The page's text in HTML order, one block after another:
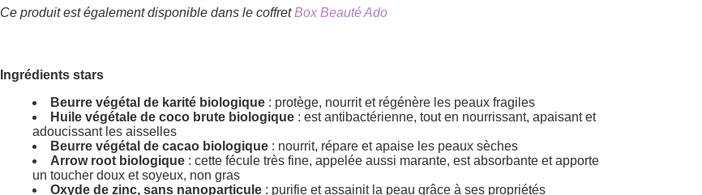
Ce produit est également disponible dans le coffretBox Beauté Ado
Ingrédients stars
Beurre végétal de karité biologique : protège, nourrit et régénère les peaux fragiles
Huile végétale de coco brute biologique : est antibactérienne, tout en nourrissant, apaisant et
adoucissant les aisselles
Beurre végétal de cacao biologique : nourrit, répare et apaise les peaux sèches
Arrow root biologique : cette fécule très fine, appelée aussi marante, est absorbante et apporte
un toucher doux et soyeux, non gras
Oxyde de zinc, sans nanoparticule : purifie et assainit la peau grâce à ses propriétés